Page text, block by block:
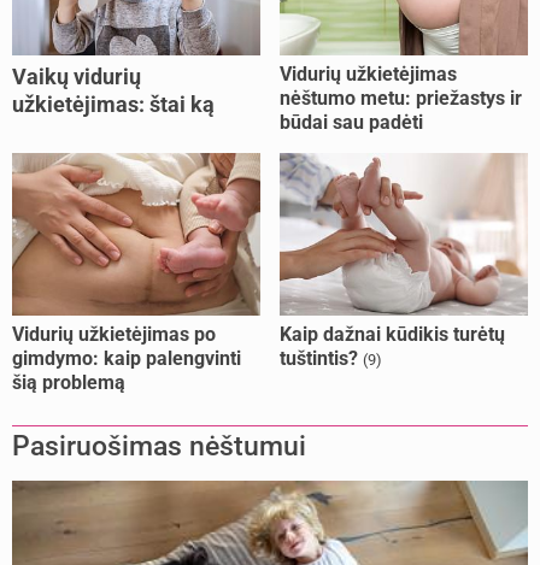
Vaikų vidurių
užkietėjimas: štai ką
Vidurių užkietėjimas
nėštumo metu: priežastys ir
būdai sau padėti
Vidurių užkietėjimas po
gimdymo: kaip palengvinti
šią problemą
Kaip dažnai kūdikis turėtų
tuštintis? (9)
Pasiruošimas nėštumui